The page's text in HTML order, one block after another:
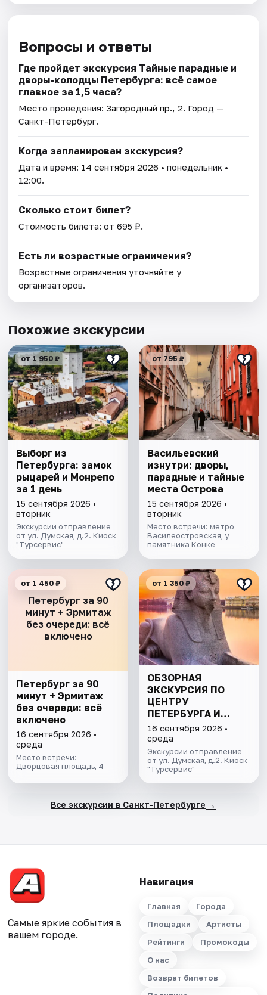
Вопросы и ответы
Где пройдет экскурсия Тайные парадные и
дворы-колодцы Петербурга: всё самое
главное за 1,5 часа?
Место проведения:Загородный пр., 2. Город —
Санкт-Петербург.
Когда запланирован экскурсия?
Дата и время: 14 сентября 2026 • понедельник •
12:00.
Сколько стоит билет?
Стоимость билета: от 695 ₽.
Есть ли возрастные ограничения?
Возрастные ограничения уточняйте у
организаторов.
Похожие экскурсии
от 1 950 ₽
Выборг из
Петербурга: замок
рыцарей и Монрепо
за 1 день
15 сентября 2026 •
вторник
Экскурсии отправление
от ул. Думская, д.2. Киоск
"Турсервис"
от 795 ₽
Васильевский
изнутри: дворы,
парадные и тайные
места Острова
15 сентября 2026 •
вторник
Место встречи: метро
Василеостровская, у
памятника Конке
Петербург за 90
минут + Эрмитаж
без очереди: всё
включено
от 1 450 ₽
Петербург за 90
минут + Эрмитаж
без очереди: всё
включено
16 сентября 2026 •
среда
Место встречи:
Дворцовая площадь, 4
от 1 350 ₽
ОБЗОРНАЯ
ЭКСКУРСИЯ ПО
ЦЕНТРУ
ПЕТЕРБУРГА И
КУНСТКАМЕРА БЕЗ
ОЧЕРЕДИ
16 сентября 2026 •
среда
Экскурсии отправление
от ул. Думская, д.2. Киоск
"Турсервис"
Все экскурсии в Санкт-Петербурге →
Самые яркие события в
вашем городе.
Навигация
Главная
Города
Площадки
Артисты
Рейтинги
Промокоды
О нас
Возврат билетов